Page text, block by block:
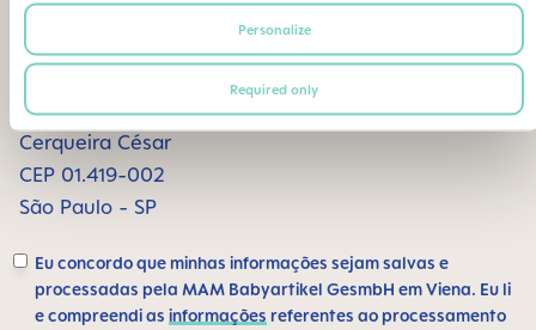
Personalize
Required only
segue para o seguinte endereço postal ou e-mail:
BEBE SAUDE LTDA | CNPJ 02.729.687/0001-26
Alameda Santos, 1165 sala 1009
Cerqueira César
CEP 01.419-002
São Paulo - SP
Eu concordo que minhas informações sejam salvas e
processadas pela MAM Babyartikel GesmbH em Viena. Eu li
e compreendi as informações referentes ao processamento